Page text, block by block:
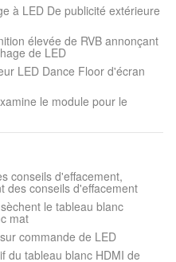
à LED De publicité extérieure
élevée de RVB annonçant
de LED
LED Dance Floor d'écran
le module pour le
conseils d'effacement,
des conseils d'effacement
le tableau blanc
mat
commande de LED
du tableau blanc HDMI de